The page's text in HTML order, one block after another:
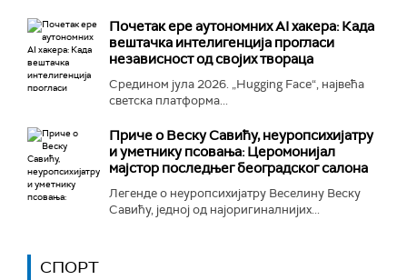
Почетак ере аутономних AI хакера: Када
вештачка интелигенција прогласи
независност од својих твораца
Средином јула 2026. „Hugging Face“, највећа
светска платформа...
Приче о Веску Савићу, неуропсихијатру
и уметнику псовања: Церомонијал
мајстор последњег београдског салона
Легенде о неуропсихијатру Веселину Веску
Савићу, једној од најоригиналнијих...
СПОРТ